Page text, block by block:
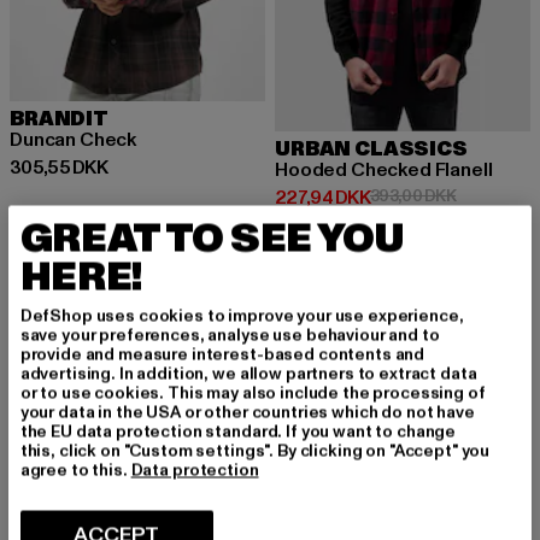
BRANDIT
Duncan Check
305,55 DKK
Nuværende pris: 305,55 DKK
URBAN CLASSICS
Hooded Checked Flanell
227,94 DKK
Nuværende pris: 227,94 DKK
393,00 DKK
-11%
GREAT TO SEE YOU
HERE!
DefShop uses cookies to improve your use experience,
save your preferences, analyse use behaviour and to
provide and measure interest-based contents and
advertising. In addition, we allow partners to extract data
or to use cookies. This may also include the processing of
your data in the USA or other countries which do not have
the EU data protection standard. If you want to change
this, click on "Custom settings". By clicking on "Accept" you
agree to this. Data protection